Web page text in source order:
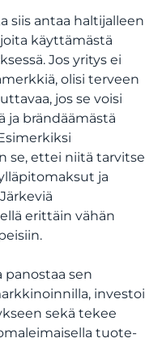
siis antaa haltijalleen
käyttämästä
Jos yritys ei
olisi terveen
jos se voisi
ja brändäämästä
se, ettei niitä tarvitse
ja
erittäin vähän
panostaa sen
investoi
sekä tekee
tuote-